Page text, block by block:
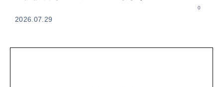
2026.07.29
0